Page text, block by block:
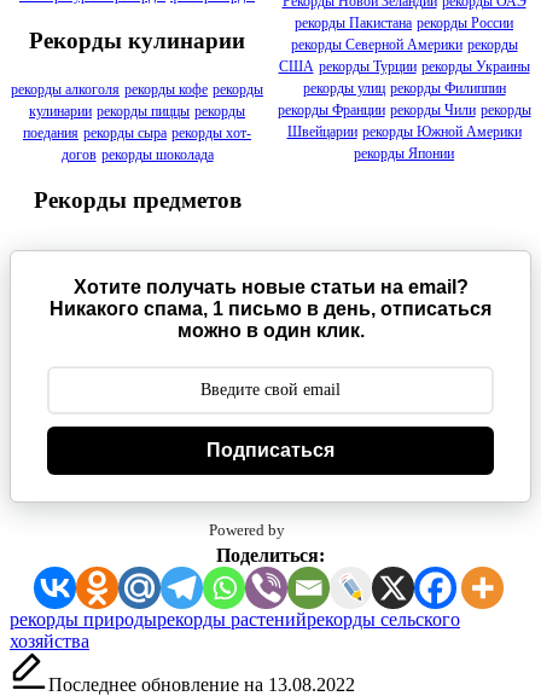
Рекорды кулинарии
рекорды алкоголя рекорды кофе рекорды
кулинарии рекорды пиццы рекорды
поедания рекорды сыра рекорды хот-
догов рекорды шоколада
Рекорды предметов
рекорды Пакистана рекорды России
рекорды Северной Америки рекорды
США рекорды Турции рекорды Украины
рекорды улиц рекорды Филиппин
рекорды Франции рекорды Чили рекорды
Швейцарии рекорды Южной Америки
рекорды Японии
Хотите получать новые статьи на email?
Никакого спама, 1 письмо в день, отписаться
можно в один клик.
Подписаться
Powered by
Поделиться:
Метки:
рекорды природырекорды растенийрекорды сельского
хозяйства
Последнее обновление на 13.08.2022